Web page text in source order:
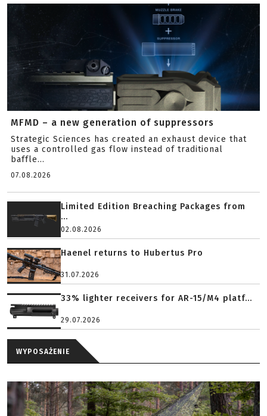
MFMD – a new generation of suppressors
Strategic Sciences has created an exhaust device that
uses a controlled gas flow instead of traditional
baffle...
07.08.2026
Limited Edition Breaching Packages from
...
02.08.2026
Haenel returns to Hubertus Pro
31.07.2026
33% lighter receivers for AR-15/M4 platf...
29.07.2026
WYPOSAŻENIE